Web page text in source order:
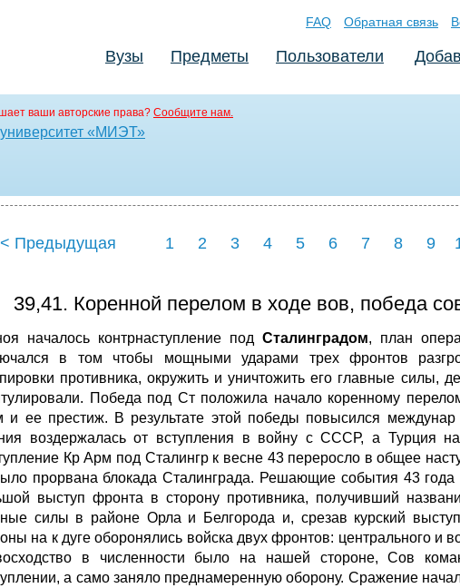
FAQ Обратная связь
Вузы Предметы Пользователи
ваши авторские права? Сообщите нам.
«МИЭТ»
< Предыдущая 1 2 3 4 5 6 7 8 9
39,41. Коренной перелом в ходе вов, победа
началось контрнаступление под Сталинградом, план
в том чтобы мощными ударами трех фронтов
противника, окружить и уничтожить его главные
Победа под Ст положила начало коренному
и ее престиж. В результате этой победы повысился
воздержалась от вступления в войну с СССР, а Турция
Кр Арм под Сталингр к весне 43 переросло в общее
прорвана блокада Сталинграда. Решающие события 43 года
выступ фронта в сторону противника, получивший
силы в районе Орла и Белгорода и, срезав курский
на к дуге оборонялись войска двух фронтов: центрального и
в численности было на нашей стороне, Сов
а само заняло преднамеренную оборону. Сражение